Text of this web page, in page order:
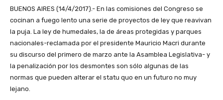
BUENOS AIRES (14/4/2017).- En las comisiones del Congreso se
cocinan a fuego lento una serie de proyectos de ley que reavivan
la puja. La ley de humedales, la de áreas protegidas y parques
nacionales-reclamada por el presidente Mauricio Macri durante
su discurso del primero de marzo ante la Asamblea Legislativa- y
la penalización por los desmontes son sólo algunas de las
normas que pueden alterar el statu quo en un futuro no muy
lejano.